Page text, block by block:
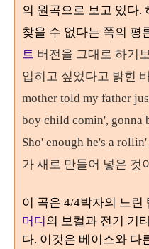
의 원곡으로 보고 있다.
찾을 수 없다는 쪽의 평
트 버전을 그대로 하기
입히고 싶었다고 밝힌
mother told my father
boy child comin', gonna
Sho' enough he's a
가 새로 만들어 넣은 것
이 곡은 4/4박자의 느린
머디 의 보컬과 전기 기
다. 이것은 베이스와 다